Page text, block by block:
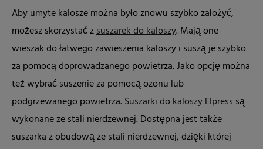
Aby umyte kalosze można było znowu szybko założyć,
możesz skorzystać zsuszarek do kaloszy. Mają one
wieszak do łatwego zawieszenia kaloszy i suszą je szybko
za pomocą doprowadzanego powietrza. Jako opcję można
też wybrać suszenie za pomocą ozonu lub
podgrzewanego powietrza.Suszarki do kaloszy Elpresssą
wykonane ze stali nierdzewnej. Dostępna jest także
suszarka z obudową ze stali nierdzewnej, dzięki której